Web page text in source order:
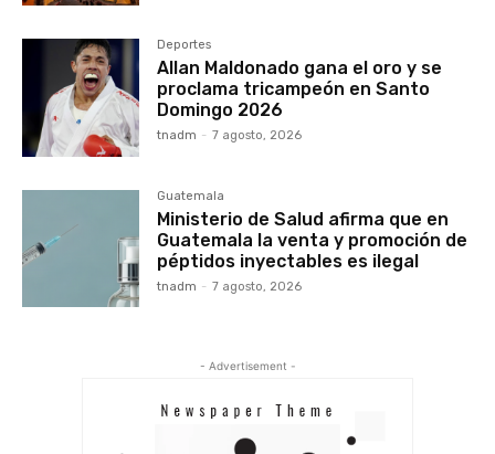
Deportes
Allan Maldonado gana el oro y se
proclama tricampeón en Santo
Domingo 2026
tnadm - 7 agosto, 2026
Guatemala
Ministerio de Salud afirma que en
Guatemala la venta y promoción de
péptidos inyectables es ilegal
tnadm - 7 agosto, 2026
- Advertisement -